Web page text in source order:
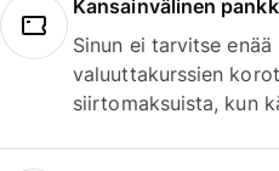
Kansainvälinen
Sinun ei tarvitse
valuuttakurssien
siirtomaksuista, kun